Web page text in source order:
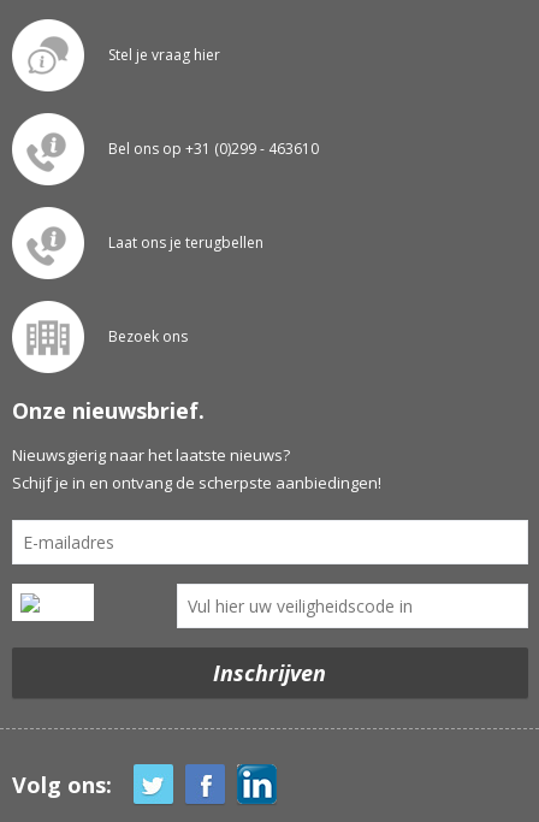
Stel je vraag hier
Bel ons op +31 (0)299 - 463610
Laat ons je terugbellen
Bezoek ons
Onze nieuwsbrief.
Nieuwsgierig naar het laatste nieuws?
Schijf je in en ontvang de scherpste aanbiedingen!
Volg ons: